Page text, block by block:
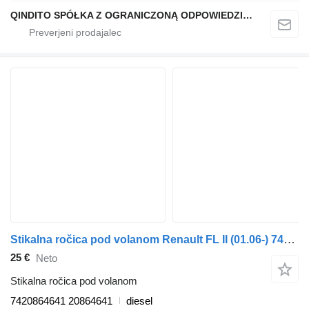
QINDITO SPÓŁKA Z OGRANICZONĄ ODPOWIEDZIALNOŚCIĄ
Stikalna ročica pod volanom Renault FL II (01.06-) 7420864641 za vlačilec Volvo FL, FE (2005-2014)
25 € Neto
Stikalna ročica pod volanom
7420864641 20864641
diesel